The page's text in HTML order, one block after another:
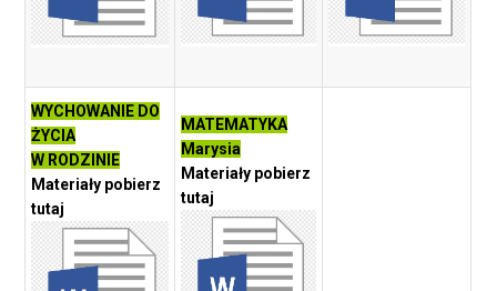
WYCHOWANIE DO
ŻYCIA
W RODZINIE
Materiały pobierz
tutaj
MATEMATYKA
Marysia
Materiały pobierz
tutaj